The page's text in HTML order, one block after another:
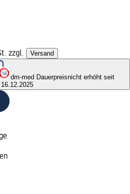
zzgl. Versand
dm-med Dauerpreisnicht erhöht seit
16.12.2025